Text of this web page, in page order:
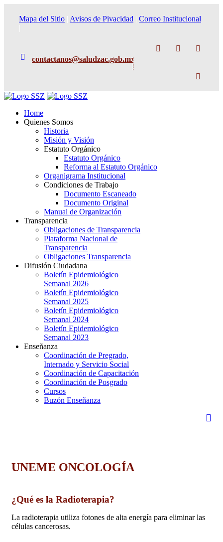
Mapa del Sitio Avisos de Pivacidad
Correo Institucional
contactanos@saludzac.gob.mx
FacebookInstagram
Home
Quienes Somos
Historia
Misión y Visión
Estatuto Orgánico
Estatuto Orgánico
Reforma al Estatuto Orgánico
Organigrama Institucional
Condiciones de Trabajo
Documento Escaneado
Documento Original
Manual de Organización
Transparencia
Obligaciones de Transparencia
Plataforma Nacional de
Transparencia
Obligaciones Transparencia
Difusión Ciudadana
Boletín Epidemiológico
Semanal 2026
Boletín Epidemiológico
Semanal 2025
Boletín Epidemiológico
Semanal 2024
Boletín Epidemiológico
Semanal 2023
Enseñanza
Coordinación de Pregrado,
Internado y Servicio Social
Coordinación de Capacitación
Coordinación de Posgrado
Cursos
Buzón Enseñanza
UNEME ONCOLOGÍA
¿Qué es la Radioterapia?
La radioterapia utiliza fotones de alta energía para eliminar las
células cancerosas.